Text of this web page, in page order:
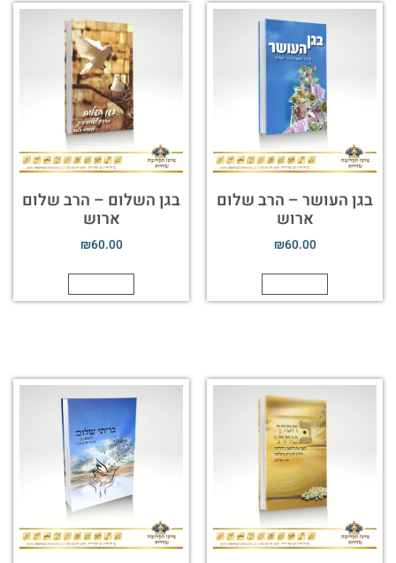
בגן העושר – הרב שלום
ארוש
₪60.00
בגן השלום – הרב שלום
ארוש
₪60.00